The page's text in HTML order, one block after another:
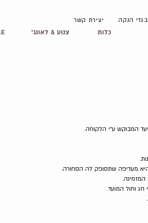
בגדי הנקה יצירת קשר
צנוע & לאונג׳ כלות